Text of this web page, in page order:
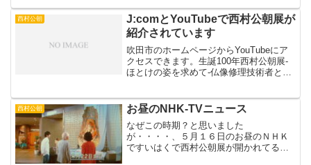
のモデルができあがりました。紙製の十
一面観音です...
西村公朝
J:comとYouTubeで西村公朝展が
紹介されています
吹田市のホームページからYouTubeにア
クセスできます。生誕100年西村公朝展-
ほとけの姿を求めて-仏像修理技術者と仏
術者を中心に修理に携わった仏像や資料
などの展示物...
西村公朝 お昼のNHK-TVニュース
なぜこの時期？と思いました
が・・・・、５月１６日のお昼のＮＨＫ
ですいはくで西村公朝展が開かれてるよ